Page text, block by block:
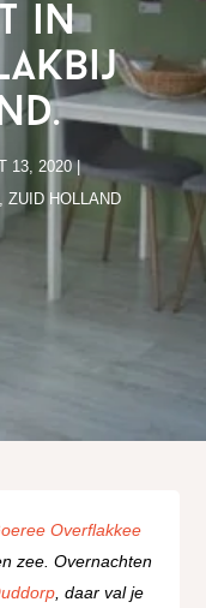
in
13, 2020|
ZUID HOLLAND
Overflakkee
zee. Overnachten
, daar val je